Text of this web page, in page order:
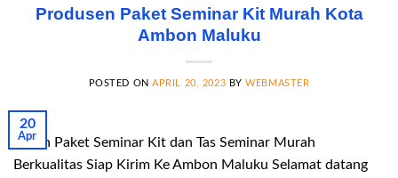
Produsen Paket Seminar Kit Murah Kota
Ambon Maluku
POSTED ONAPRIL 20, 2023 BYWEBMASTER
20
Apr
Pesan Paket Seminar Kit dan Tas Seminar Murah
Berkualitas Siap Kirim Ke Ambon Maluku Selamat datang